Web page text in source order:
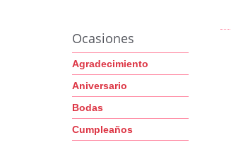
Ocasiones
Agradecimiento
Aniversario
Bodas
Cumpleaños